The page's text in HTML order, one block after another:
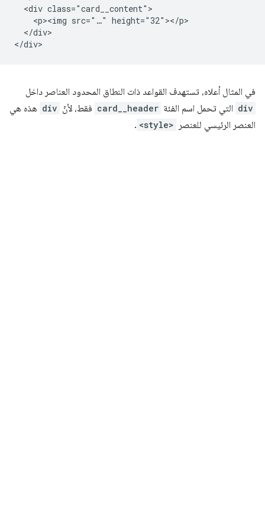
  <div class="card__content">
    <p><img src="…" height="32"></p>
  </div>
في المثال أعلاه، تستهدف القواعد ذات النطاق المحدود العناصر داخل
div التي تحمل اسم الفئة card__header فقط، لأنّ div هذه هي
العنصر الرئيسي للعنصر
<style>
.